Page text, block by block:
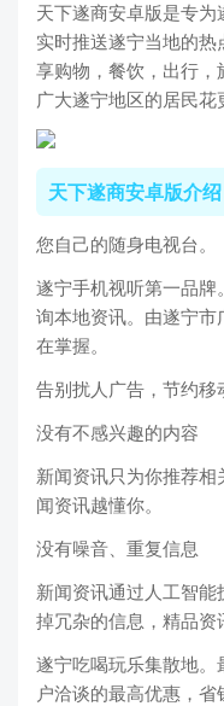
天下遂商安卓版是专为
实时推送遂宁当地的
享购物，餐饮，出行
广大遂宁地区的居民花
天下遂商安卓版介绍
您自己的随身电视台。
遂宁手机视听第一品
询本地资讯。由遂宁
在掌握。
告别扰人广告，节约移
没有不感兴趣的内容
新闻资讯只为你推荐
闻资讯越懂你。
没有噪音、重复信息
新闻资讯通过人工智
掉冗杂的信息，精品资
遂宁吃喝玩乐集散地
户洽谈的最高优惠，